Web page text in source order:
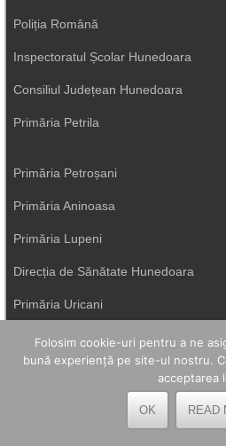
Poliția Română
Inspectoratul Școlar Hunedoara
Consiliul Județean Hunedoara
Primăria Petrila
Primăria Petroșani
Primăria Aninoasa
Primăria Lupeni
Direcția de Sănătate Hunedoara
Primăria Uricani
ISU Hunedoara
Primăria Vulcan
Folosim cookie-uri pentru a ne
bună experiență pe site-ul nostru.
acceptarea
OK READ